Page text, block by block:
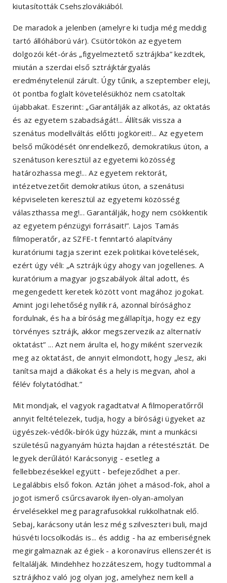
kiutasították Csehszlovákiából.
De maradok a jelenben (amelyre ki tudja még meddig
tartó állóháború vár). Csütörtökön az egyetem
dolgozói két-órás „figyelmeztető sztrájkba” kezdtek,
miután a szerdai első sztrájktárgyalás
eredménytelenül zárult. Úgy tűnik, a szeptember eleji,
öt pontba foglalt követelésükhöz nem csatoltak
újabbakat. Eszerint: „Garantálják az alkotás, az oktatás
és az egyetem szabadságát!... Állítsák vissza a
szenátus modellváltás előtti jogköreit!... Az egyetem
belső működését önrendelkező, demokratikus úton, a
szenátuson keresztül az egyetemi közösség
határozhassa meg!... Az egyetem rektorát,
intézetvezetőit demokratikus úton, a szenátusi
képviseleten keresztül az egyetemi közösség
választhassa meg!... Garantálják, hogy nem csökkentik
az egyetem pénzügyi forrásait!”. Lajos Tamás
filmoperatőr, az SZFE-t fenntartó alapítvány
kuratóriumi tagja szerint ezek politikai követelések,
ezért úgy véli: „A sztrájk úgy ahogy van jogellenes. A
kuratórium a magyar jogszabályok által adott, és
megengedett keretek között vont magához jogokat.
Amint jogi lehetőség nyílik rá, azonnal bírósághoz
fordulnak, és ha a bíróság megállapítja, hogy ez egy
törvényes sztrájk, akkor megszervezik az alternatív
oktatást” ... Azt nem árulta el, hogy miként szervezik
meg az oktatást, de annyit elmondott, hogy „lesz, aki
tanítsa majd a diákokat és a hely is megvan, ahol a
félév folytatódhat.”
Mit mondjak, el vagyok ragadtatva! A filmoperatőrről
annyit feltételezek, tudja, hogy a bírósági ügyeket az
ügyészek-védők-bírók úgy húzzák, mint a munkácsi
születésű nagyanyám húzta hajdan a rétestésztát. De
legyek derűlátó! Karácsonyig - esetleg a
fellebbezésekkel együtt - befejeződhet a per.
Legalábbis első fokon. Aztán jöhet a másod-fok, ahol a
jogot ismerő csűrcsavarok ilyen-olyan-amolyan
érvelésekkel meg paragrafusokkal rukkolhatnak elő.
Sebaj, karácsony után lesz még szilveszteri buli, majd
húsvéti locsolkodás is... és addig - ha az emberiségnek
megirgalmaznak az égiek - a koronavírus ellenszerét is
feltalálják. Mindehhez hozzáteszem, hogy tudtommal a
sztrájkhoz való jog olyan jog, amelyhez nem kell a